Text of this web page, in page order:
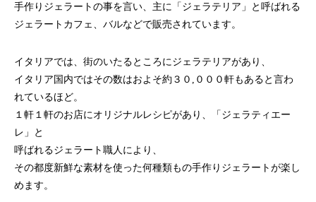
手作りジェラートの事を言い、主に「ジェラテリア」と呼ばれる
ジェラートカフェ、バルなどで販売されています。
イタリアでは、街のいたるところにジェラテリアがあり、
イタリア国内ではその数はおよそ約３０,０００軒もあると言わ
れているほど。
１軒１軒のお店にオリジナルレシピがあり、「ジェラティエー
レ」と
呼ばれるジェラート職人により、
その都度新鮮な素材を使った何種類もの手作りジェラートが楽し
めます。